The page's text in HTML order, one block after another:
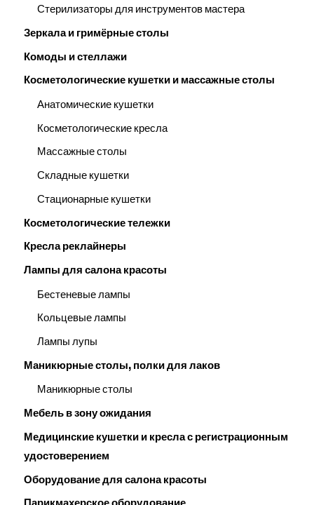
Стерилизаторы для инструментов мастера
Зеркала и гримёрные столы
Комоды и стеллажи
Косметологические кушетки и массажные столы
Анатомические кушетки
Косметологические кресла
Массажные столы
Складные кушетки
Стационарные кушетки
Косметологические тележки
Кресла реклайнеры
Лампы для салона красоты
Бестеневые лампы
Кольцевые лампы
Лампы лупы
Маникюрные столы, полки для лаков
Маникюрные столы
Мебель в зону ожидания
Медицинские кушетки и кресла с регистрационным
удостоверением
Оборудование для салона красоты